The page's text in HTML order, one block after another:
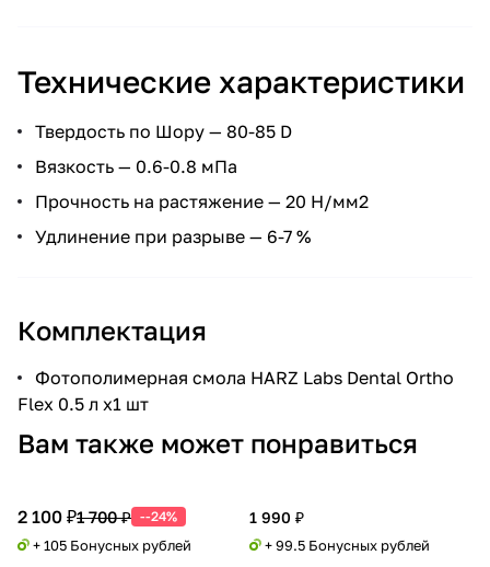
Технические характеристики
Твердость по Шору — 80-85 D
Вязкость — 0.6-0.8 мПа
Прочность на растяжение — 20 Н/мм2
Удлинение при разрыве — 6-7 %
Комплектация
Фотополимерная смола HARZ Labs Dental Ortho
Flex 0.5 л х1 шт
Вам также может понравиться
2 100 ₽1 700 ₽ --24%
+ 105 Бонусных рублей
1 990 ₽
+ 99.5 Бонусных рублей